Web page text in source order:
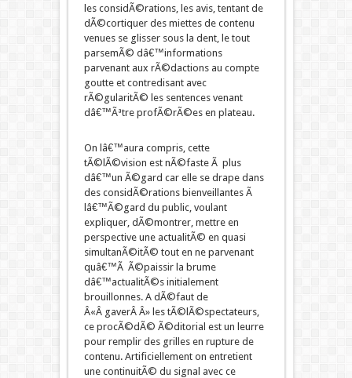
les considÃ©rations, les avis, tentant de
dÃ©cortiquer des miettes de contenu
venues se glisser sous la dent, le tout
parsemÃ© dâ€™informations
parvenant aux rÃ©dactions au compte
goutte et contredisant avec
rÃ©gularitÃ© les sentences venant
dâ€™Ãªtre profÃ©rÃ©es en plateau.
On lâ€™aura compris, cette
tÃ©lÃ©vision est nÃ©faste Ã plus
dâ€™un Ã©gard car elle se drape dans
des considÃ©rations bienveillantes Ã
lâ€™Ã©gard du public, voulant
expliquer, dÃ©montrer, mettre en
perspective une actualitÃ© en quasi
simultanÃ©itÃ© tout en ne parvenant
quâ€™Ã Ã©paissir la brume
dâ€™actualitÃ©s initialement
brouillonnes. A dÃ©faut de
Â«Â gaverÂ Â» les tÃ©lÃ©spectateurs,
ce procÃ©dÃ© Ã©ditorial est un leurre
pour remplir des grilles en rupture de
contenu. Artificiellement on entretient
une continuitÃ© du signal avec ce